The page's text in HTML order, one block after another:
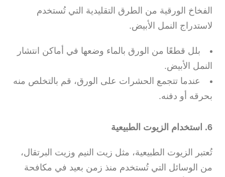
الفخاخ الورقية من الطرق التقليدية التي تُستخدم
لاستدراج النمل الأبيض.
بلل قطعًا من الورق بالماء وضعها في أماكن انتشار
النمل الأبيض.
عندما تتجمع الحشرات على الورق، قم بالتخلص منه
بحرقه أو دفنه.
6. استخدام الزيوت الطبيعية
تُعتبر الزيوت الطبيعية، مثل زيت النيم وزيت البرتقال،
من الوسائل التي تُستخدم منذ زمن بعيد في مكافحة